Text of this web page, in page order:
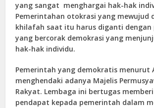
yang sangat menghargai hak-hak
Pemerintahan otokrasi yang mewujud
khilafah saat itu harus diganti dengan
yang bercorak demokrasi yang
hak-hak individu.
Pemerintah yang demokratis menurut
menghendaki adanya Majelis
Rakyat. Lembaga ini bertugas
pendapat kepada pemerintah dalam